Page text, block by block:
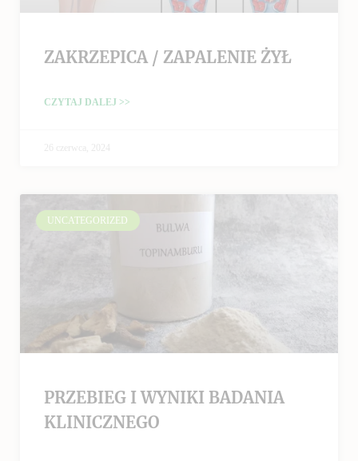
ZAKRZEPICA / ZAPALENIE ŻYŁ
CZYTAJ DALEJ >>
26 czerwca, 2024
UNCATEGORIZED
PRZEBIEG I WYNIKI BADANIA
KLINICZNEGO